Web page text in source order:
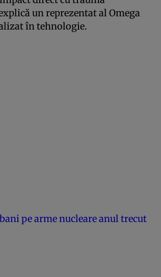
un reprezentat al Omega
în tehnologie.
pe arme nucleare anul trecut